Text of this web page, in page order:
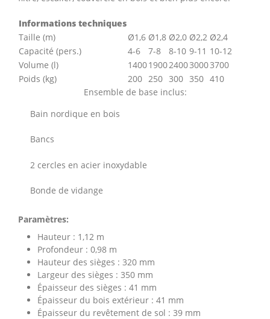
Informations techniques
Taille (m)
Ø1,6 Ø1,8 Ø2,0 Ø2,2 Ø2,4
Capacité (pers.)
4-6 7-8 8-10 9-11 10-12
Volume (l)
14001900240030003700
Poids (kg)
200 250 300 350 410
Ensemble de base inclus:
Bain nordique en bois
Bancs
2 cercles en acier inoxydable
Bonde de vidange
Paramètres:
Hauteur : 1,12 m
Profondeur : 0,98 m
Hauteur des sièges : 320 mm
Largeur des sièges : 350 mm
Épaisseur des sièges : 41 mm
Épaisseur du bois extérieur : 41 mm
Épaisseur du revêtement de sol : 39 mm